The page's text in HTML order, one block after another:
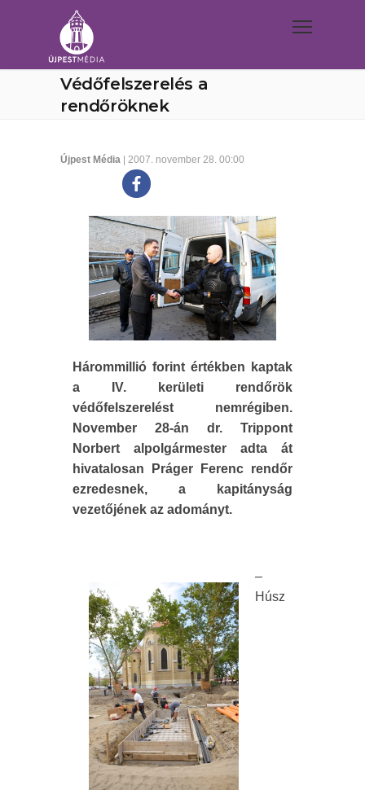
Védőfelszerelés a
rendőröknek
Újpest Média | 2007. november 28. 00:00
Hárommillió forint értékben kaptak
a IV. kerületi rendőrök
védőfelszerelést nemrégiben.
November 28-án dr. Trippont
Norbert alpolgármester adta át
hivatalosan Práger Ferenc rendőr
ezredesnek, a kapitányság
vezetőjének az adományt.
–
Húsz